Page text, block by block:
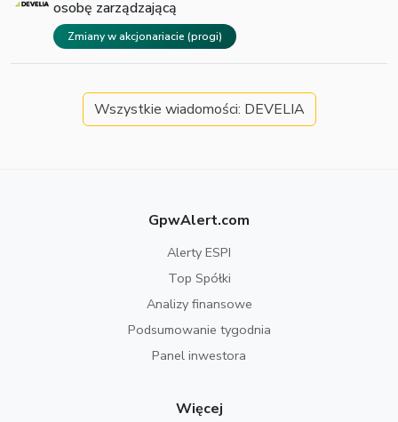
osobę zarządzającą
Zmiany w akcjonariacie (progi)
Wszystkie wiadomości: DEVELIA
GpwAlert.com
Alerty ESPI
Top Spółki
Analizy finansowe
Podsumowanie tygodnia
Panel inwestora
Więcej